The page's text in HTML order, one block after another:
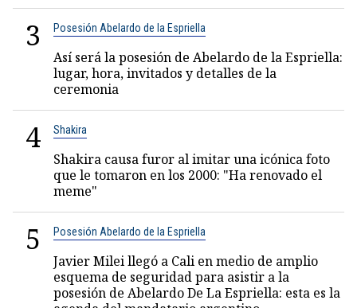
3 Posesión Abelardo de la Espriella
Así será la posesión de Abelardo de la Espriella:
lugar, hora, invitados y detalles de la
ceremonia
4 Shakira
Shakira causa furor al imitar una icónica foto
que le tomaron en los 2000: "Ha renovado el
meme"
5 Posesión Abelardo de la Espriella
Javier Milei llegó a Cali en medio de amplio
esquema de seguridad para asistir a la
posesión de Abelardo De La Espriella: esta es la